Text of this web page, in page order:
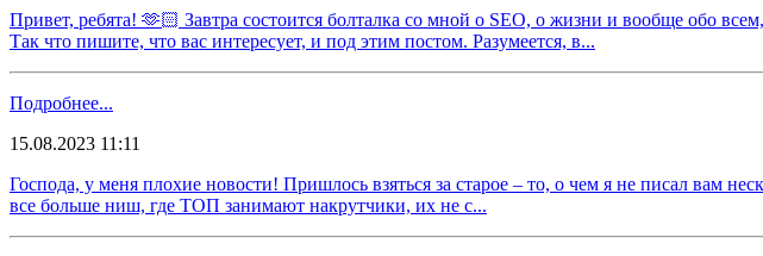
​​Привет, ребята! 🫶🏻 Завтра состоится болталка со мной о SEO, о жизни и вообще обо
Так что пишите, что вас интересует, и под этим постом. Разумеется, в...
Подробнее...
15.08.2023 11:11
​​Господа, у меня плохие новости! Пришлось взяться за старое – то, о чем я не писал вам
все больше ниш, где ТОП занимают накрутчики, их не с...